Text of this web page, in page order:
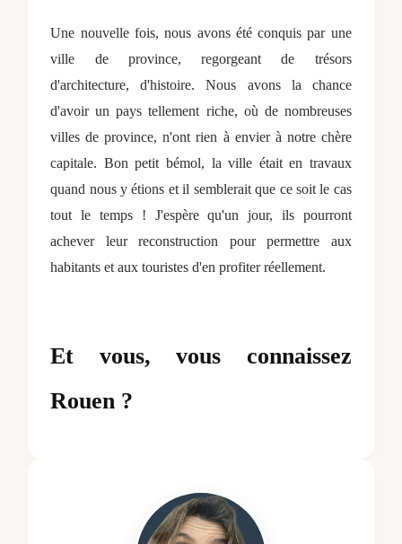
Une nouvelle fois, nous avons été conquis par une
ville de province, regorgeant de trésors
d'architecture, d'histoire. Nous avons la chance
d'avoir un pays tellement riche, où de nombreuses
villes de province, n'ont rien à envier à notre chère
capitale. Bon petit bémol, la ville était en travaux
quand nous y étions et il semblerait que ce soit le cas
tout le temps ! J'espère qu'un jour, ils pourront
achever leur reconstruction pour permettre aux
habitants et aux touristes d'en profiter réellement.
Et vous, vous connaissez
Rouen ?